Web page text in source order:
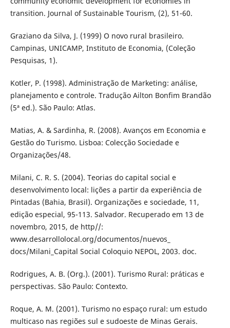
transition. Journal of Sustainable Tourism, (2), 51-60.
Graziano da Silva, J. (1999) O novo rural brasileiro.
Campinas, UNICAMP, Instituto de Economia, (Coleção
Pesquisas, 1).
Kotler, P. (1998). Administração de Marketing: análise,
planejamento e controle. Tradução Ailton Bonfim Brandão
(5ª ed.). São Paulo: Atlas.
Matias, A. & Sardinha, R. (2008). Avanços em Economia e
Gestão do Turismo. Lisboa: Colecção Sociedade e
Organizações/48.
Milani, C. R. S. (2004). Teorias do capital social e
desenvolvimento local: lições a partir da experiência de
Pintadas (Bahia, Brasil). Organizações e sociedade, 11,
edição especial, 95-113. Salvador. Recuperado em 13 de
novembro, 2015, de http//:
www.desarrollolocal.org/documentos/nuevos_
docs/Milani_Capital Social Coloquio NEPOL, 2003. doc.
Rodrigues, A. B. (Org.). (2001). Turismo Rural: práticas e
perspectivas. São Paulo: Contexto.
Roque, A. M. (2001). Turismo no espaço rural: um estudo
multicaso nas regiões sul e sudoeste de Minas Gerais.